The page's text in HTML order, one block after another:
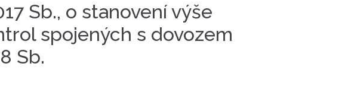
Sb., o stanovení výše
spojených s dovozem
Sb.